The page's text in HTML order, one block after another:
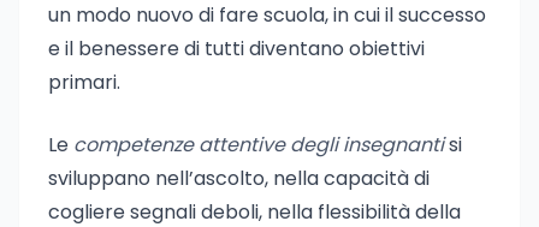
un modo nuovo di fare scuola, in cui il successo
e il benessere di tutti diventano obiettivi
primari.
Le competenze attentive degli insegnantisi
sviluppano nell’ascolto, nella capacità di
cogliere segnali deboli, nella flessibilità della